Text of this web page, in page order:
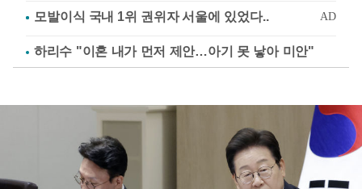
하리수 "이혼 내가 먼저 제안…아기 못 낳아 미안"